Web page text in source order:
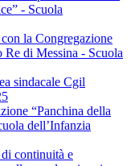
- Scuola
la Congregazione
di Messina - Scuola
sindacale Cgil
“Panchina della
dell’Infanzia
continuità e